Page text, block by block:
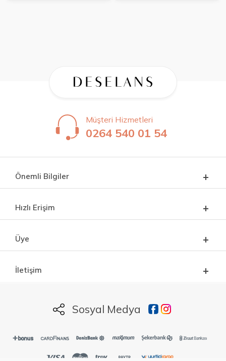
Müşteri Hizmetleri
0264 540 01 54
Önemli Bilgiler
Hızlı Erişim
Üye
İletişim
Sosyal Medya